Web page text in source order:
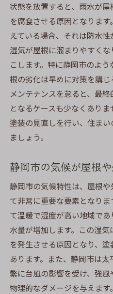
静岡市にフィット
耐久性を高めるた
外壁塗装における
地域特性を考慮し
ト
静岡市の気候を考
長期間美しさを保
あなたの家を守る外壁
の見極め方
劣化を防ぐための
屋根の寿命を延ば
住まいの耐久性を
外壁塗装と屋根メ
過去の施工事例か
外壁塗装を長持ちさせ
インと対応策
外壁塗装の効果を
状態を放置すると、雨水が
を腐食させる原因となりま
えている場合、それは防水性
湿気が屋根に溜まりやすく
こします。特に静岡市のよ
根の劣化は早めに対策を講
メンテナンスを怠ると、最
となるケースも少なくあり
塗装の見直しを行い、住ま
ましょう。
静岡市の気候が屋根
静岡市の気候特性は、屋根
て非常に重要な要素となり
て温暖で湿度が高い地域で
水量が増加します。この湿
を発生させる原因となり、
あります。また、静岡市は
繁に台風の影響を受け、強
物理的なダメージを与えま